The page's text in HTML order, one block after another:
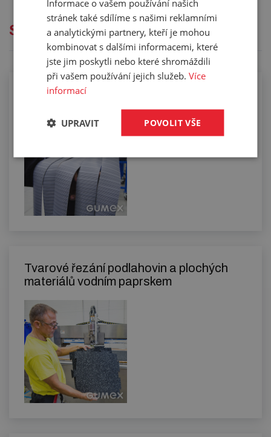
Služby
Řezání pásů podlahovin
Tvarové řezání podlahovin a plochých
materiálů vodním paprskem
Informace o vašem používání našich
stránek také sdílíme s našimi reklamními
a analytickými partnery, kteří je mohou
kombinovat s dalšími informacemi, které
jste jim poskytli nebo které shromáždili
při vašem používání jejich služeb.Více
informací
POVOLIT VŠE
UPRAVIT